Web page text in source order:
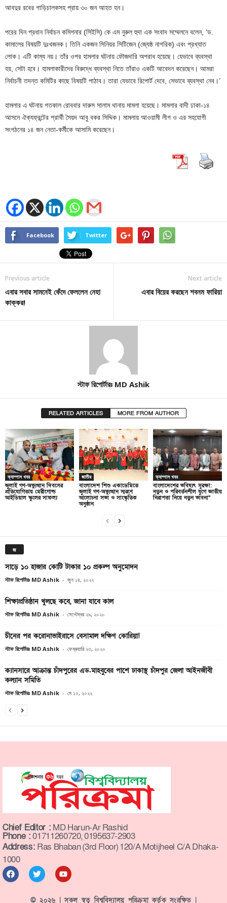
আবদুর রবের গাড়িচালকসহ প্রায় ৩০ জন আহত হন।
পরের দিন প্রধান নির্বাচন কমিশনার (সিইসি) কে এম নুরুল হুদা এক সংবাদ সম্মেলনে বলেন, ‘ড.
কামালের বিষয়টি দুঃখজনক। তিনি একজন সিনিয়র সিটিজেন (জ্যেষ্ঠ নাগরিক) এবং প্রখ্যাত
লোক। এটি কাম্য নয়। তাঁর ওপর হামলার ঘটনায় ফৌজদারি অপরাধ হয়েছে। যেভাবে ব্যবস্থা
হয়, সেটা হবে। হামলাকারীদের বিরুদ্ধে ব্যবস্থা নিতে তাঁরাও একটি আবেদন করেছেন। আমরা
নির্বাচনী তদন্ত কমিটির কাছে বিষয়টি পাঠাব। তারা যেভাবে রিপোর্ট দেবে, সেভাবে ব্যবস্থা নেব।’
হামলার এ ঘটনায় গতকাল রোববার দারুস সালাম থানায় মামলা হয়েছে। মামলার বাদী ঢাকা-১৪
আসনে ঐক্যফ্রন্টের প্রার্থী সৈয়দ আবু বকর সিদ্দিক। মামলায় আওয়ামী লীগ ও এর সহযোগী
সংগঠনের ১৪ জন নেতা-কর্মীকে আসামি করেছেন।
Facebook Twitter
Previous article
এবার সবার সামনেই কেঁদে ফেললেন নেহা
কাক্কর!
Next article
এবার বিয়ের করছেন শবনম ফারিয়া
স্টাফ রিপোর্টারঃ MD Ashik
RELATED ARTICLES MORE FROM AUTHOR
ক্যাম্পাস খবর
জুলাই গণ-অভ্যুত্থান দিবসের
প্রতিযোগিতায় মেরীগোল্ড
আইডিয়াল স্কুলের সাফল্য
জাতীয়
বাংলাদেশ শিশু একাডেমিতে
জুলাই গণ-অভ্যুত্থান স্মরণে
আলোচনা সভা ও সাংস্কৃতিক
অনুষ্ঠান
ক্যাম্পাস খবর
বাংলাদেশের ভবিষ্যৎ সুরক্ষা:
নতুন ও পরিবর্তনশীল যুগে জাতীয়
নিরাপত্তা নিয়ে নতুন ভাবনা”
জ
সাড়ে ১০ হাজার কোটি টাকার ১০ প্রকল্প অনুমোদন
স্টাফ রিপোর্টারঃ MD Ashik - জুন ১৪, ২০২২
শিক্ষাপ্রতিষ্ঠান খুলছে কবে, জানা যাবে কাল
স্টাফ রিপোর্টারঃ MD Ashik - সেপ্টেম্বর ২৯, ২০২০
চীনের পর করোনাভাইরাসে বেসামাল দক্ষিণ কোরিয়া!
স্টাফ রিপোর্টারঃ MD Ashik - ফেব্রুয়ারি ২৩, ২০২০
ক্যানসারে আক্রান্ত চাঁদপুরের এড.মাহবুবের পাশে ঢাকাস্থ চাঁদপুর জেলা আইনজীবী
কল্যান সমিতি
স্টাফ রিপোর্টারঃ MD Ashik - মে ১০, ২০২২
Chief Editor : MD Harun-Ar Rashid
Phone :01711260720, 0195637-2903
Address: Ras Bhaban (3rd Floor) 120/A Motijheel C/A Dhaka-
1000
© ২০২৬ | সকল স্বত্ব বিশ্ববিদ্যালয় পরিক্রমা কর্তৃক সংরক্ষিত |